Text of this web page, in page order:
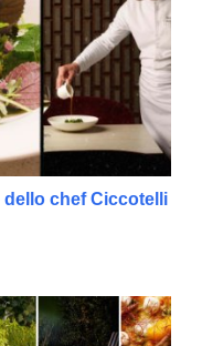
dello chef Ciccotelli